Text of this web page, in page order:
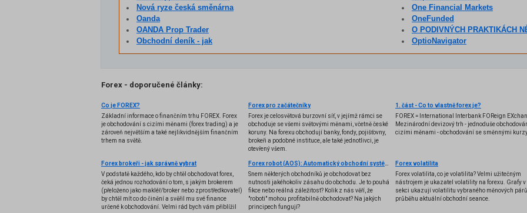
Nová ryze česká směnárna
Oanda
OANDA Prop Trader
Obchodní deník - jak
One Financial Markets
OneFunded
O PODIVNÝCH PRAKTIKÁCH
OptioNavigator
Forex - doporučené články:
Co je FOREX?
Základní informace o finančním trhu FOREX. Forex
je obchodování s cizími měnami (forex trading) a je
zároveň největším a také nejlikvidnějším finančním
trhem na světě.
Forex pro začátečníky
Forex je celosvětová burzovní síť, v jejímž rámci se
obchoduje se všemi světovými měnami, včetně české
koruny. Na forexu obchodují banky, fondy, pojišťovny,
brokeři a podobné instituce, ale také jednotlivci, je
otevřený všem.
1. část - Co to vlastně forex je?
FOREX = International Interbank FOReign
Mezinárodní devizový trh - jednoduše
cizími měnami - obchodování se směnnými
Forex brokeři - jak správně vybrat
V podstatě každého, kdo by chtěl obchodovat forex,
čeká jednou rozhodování o tom, s jakým brokerem
(přeloženo jako makléř/broker nebo zprostředkovatel)
by chtěl mít co do činění a svěřil mu své finance
určené k obchodování. Velmi rád bych vám přiblížil
Forex robot (AOS): Automatický obchodní systém
Snem některých obchodníků je obchodovat bez
nutnosti jakéhokoliv zásahu do obchodu. Je to pouhá
fikce nebo reálná záležitost? Kolik z nás věří, že
"roboti" mohou profitabilně obchodovat? Na jakých
principech fungují?
Forex volatilita
Forex volatilita, co je volatilita? Velmi užitečným
nástrojem je ukazatel volatility na forexu. Grafy v
sekci ukazují volatilitu vybraného měnových
průběhu aktuální obchodní seance.